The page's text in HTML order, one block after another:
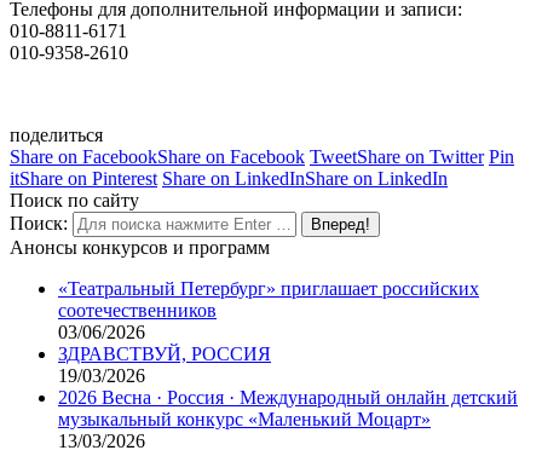
Телефоны для дополнительной информации и записи:
010-8811-6171
010-9358-2610
поделиться
Share on FacebookShare on Facebook TweetShare on Twitter Pin
itShare on Pinterest Share on LinkedInShare on LinkedIn
Поиск по сайту
Поиск:
Анонсы конкурсов и программ
«Театральный Петербург» приглашает российских
соотечественников
03/06/2026
ЗДРАВСТВУЙ, РОССИЯ
19/03/2026
2026 Весна · Россия · Международный онлайн детский
музыкальный конкурс «Маленький Моцарт»
13/03/2026